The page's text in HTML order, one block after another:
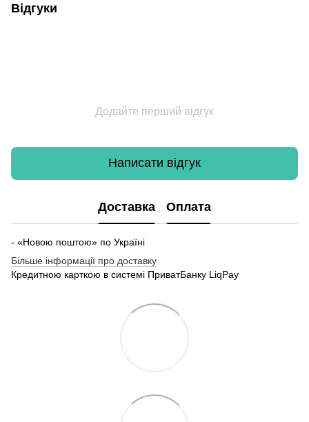
Відгуки
Додайте перший відгук
Написати відгук
Доставка Оплата
- «Новою поштою» по Україні
Більше інформації про доставку
Кредитною карткою в системі ПриватБанку LiqPay